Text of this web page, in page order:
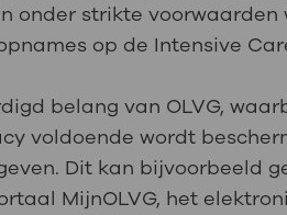
onder strikte voorwaarden
op de Intensive
belang van OLVG,
voldoende wordt
Dit kan bijvoorbeeld
MijnOLVG, het